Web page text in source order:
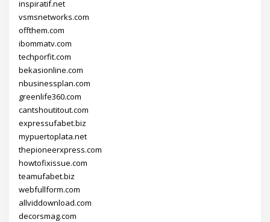
inspiratif.net
vsmsnetworks.com
offthem.com
ibommatv.com
techporfit.com
bekasionline.com
nbusinessplan.com
greenlife360.com
cantshoutitout.com
expressufabet.biz
mypuertoplata.net
thepioneerxpress.com
howtofixissue.com
teamufabet.biz
webfullform.com
allviddownload.com
decorsmag.com